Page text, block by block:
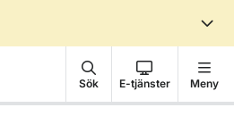
Sök E-tjänster Meny